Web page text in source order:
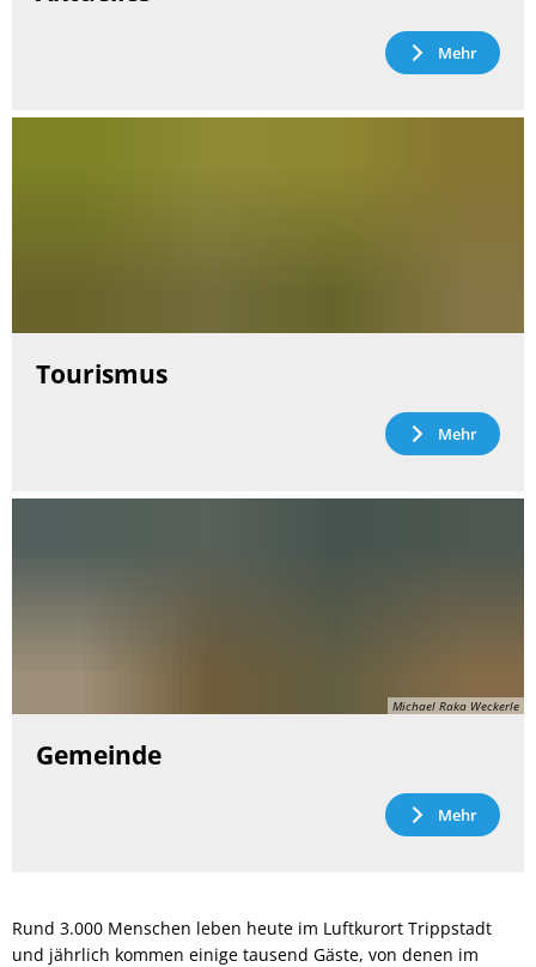
Mehr
Tourismus
Mehr
Michael Raka Weckerle
Gemeinde
Mehr
Rund 3.000 Menschen leben heute im Luftkurort Trippstadt
und jährlich kommen einige tausend Gäste, von denen im